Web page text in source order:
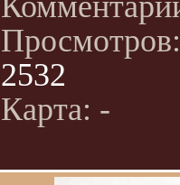
2532
Карта: -